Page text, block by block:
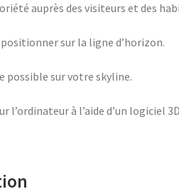
auprès des visiteurs et des
sur la ligne d’horizon.
possible sur votre skyline.
à l’aide d’un logiciel